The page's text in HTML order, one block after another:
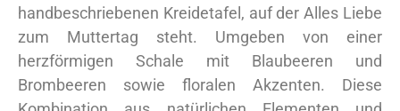
handbeschriebenen Kreidetafel, auf der Alles Liebe
zum Muttertag steht. Umgeben von einer
herzförmigen Schale mit Blaubeeren und
Brombeeren sowie floralen Akzenten. Diese